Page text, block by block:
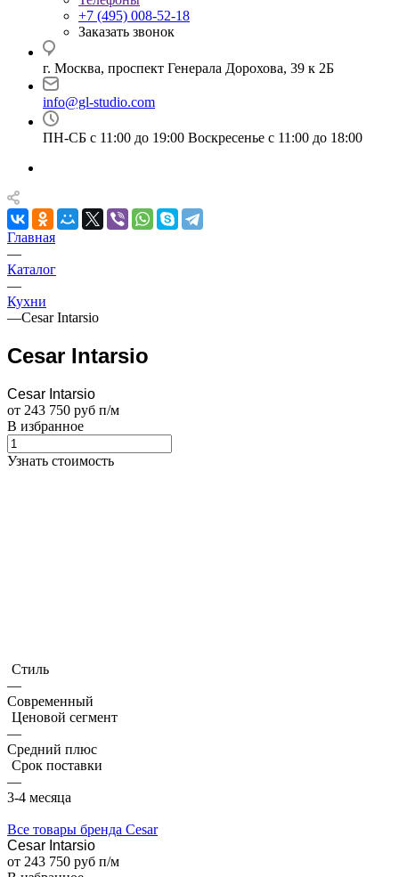
+7 (495) 008-52-18
Заказать звонок
г. Москва, проспект Генерала Дорохова, 39 к 2Б
info@gl-studio.com
ПН-СБ с 11:00 до 19:00 Воскресенье с 11:00 до 18:00
Главная
—
Каталог
—
Кухни
—Cesar Intarsio
Cesar Intarsio
Cesar Intarsio
от 243 750 руб п/м
В избранное
Узнать стоимость
Стиль
—
Современный
Ценовой сегмент
—
Средний плюс
Срок поставки
—
3-4 месяца
Все товары бренда Cesar
Cesar Intarsio
от 243 750 руб п/м